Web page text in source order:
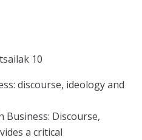
10
discourse, ideology and
Business: Discourse,
a critical